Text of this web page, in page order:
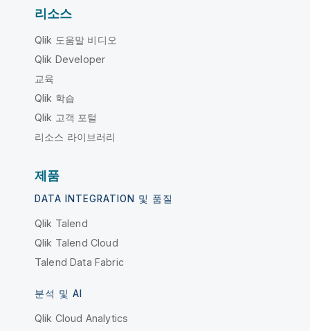
리소스
Qlik 도움말 비디오
Qlik Developer
교육
Qlik 학습
Qlik 고객 포털
리소스 라이브러리
제품
DATA INTEGRATION 및 품질
Qlik Talend
Qlik Talend Cloud
Talend Data Fabric
분석 및 AI
Qlik Cloud Analytics